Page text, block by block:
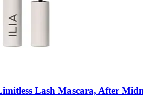
Lash Mascara, After